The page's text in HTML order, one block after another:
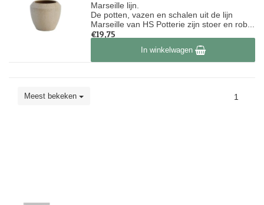
Marseille lijn.
De potten, vazen en schalen uit de lijn
Marseille van HS Potterie zijn stoer en rob...
€19,75
Op voorraadIn winkelwagen
Meest bekeken 1